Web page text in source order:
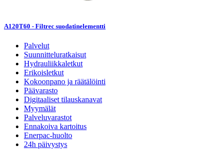
A120T60 - Filtrec suodatinelementti
Palvelut
Suunnitteluratkaisut
Hydrauliikkaletkut
Erikoisletkut
Kokoonpano ja räätälöinti
Päävarasto
Digitaaliset tilauskanavat
Myymälät
Palveluvarastot
Ennakoiva kartoitus
Enerpac-huolto
24h päivystys